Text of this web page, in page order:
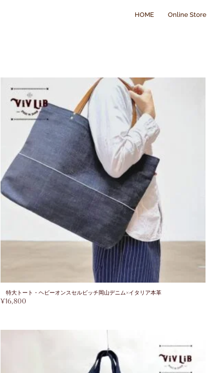
HOME Online Store
特大トート・ヘビーオンスセルビッチ岡山デニム×イタリア本革
¥16,800